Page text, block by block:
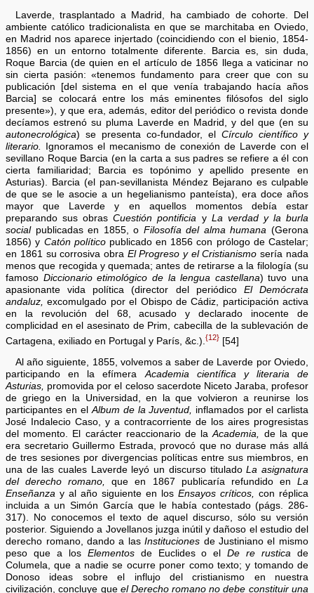
Laverde, trasplantado a Madrid, ha cambiado de cohorte. Del
ambiente católico tradicionalista en que se marchitaba en Oviedo,
en Madrid nos aparece injertado (coincidiendo con el bienio, 1854-
1856) en un entorno totalmente diferente. Barcia es, sin duda,
Roque Barcia (de quien en el artículo de 1856 llega a vaticinar no
sin cierta pasión: «tenemos fundamento para creer que con su
publicación [del sistema en el que venía trabajando hacía años
Barcia] se colocará entre los más eminentes filósofos del siglo
presente»), y que era, además, editor del periódico o revista donde
decíamos estrenó su pluma Laverde en Madrid, y del que (en su
autonecrológica) se presenta co-fundador, el Círculo científico y
literario.
Ignoramos el mecanismo de conexión de Laverde con el
sevillano Roque Barcia (en la carta a sus padres se refiere a él con
cierta familiaridad; Barcia es topónimo y apellido presente en
Asturias). Barcia (el pan-sevillanista Méndez Bejarano es culpable
de que se le asocie a un hegelianismo panteísta), era doce años
mayor que Laverde y en aquellos momentos debía estar
preparando sus obrasCuestión pontificia y La verdad y la burla
socialpublicadas en 1855, o Filosofía del alma humana (Gerona
1856) y Catón políticopublicado en 1856 con prólogo de Castelar;
en 1861 su corrosiva obra El Progreso y el Cristianismo sería nada
menos que recogida y quemada; antes de retirarse a la filología (su
famoso Diccionario etimológico de la lengua castellana) tuvo una
apasionante vida política (director del periódico El Demócrata
andaluz, excomulgado por el Obispo de Cádiz, participación activa
en la revolución del 68, acusado y declarado inocente de
complicidad en el asesinato de Prim, cabecilla de la sublevación de
Cartagena, exiliado en Portugal y París, &c.).{12} [54]
Al año siguiente, 1855, volvemos a saber de Laverde por Oviedo,
participando en la efímera Academia científica y literaria de
Asturias, promovida por el celoso sacerdote Niceto Jaraba, profesor
de griego en la Universidad, en la que volvieron a reunirse los
participantes en el Album de la Juventud,
inflamados por el carlista
José Indalecio Caso, y a contracorriente de los aires progresistas
del momento. El carácter reaccionario de laAcademia,
de la que
era secretario Guillermo Estrada, provocó que no durase más allá
de tres sesiones por divergencias políticas entre sus miembros, en
una de las cuales Laverde leyó un discurso tituladoLa asignatura
del derecho romano,
que en 1867 publicaría refundido en La
Enseñanza y al año siguiente en los Ensayos críticos,
con réplica
incluida a un Simón García que le había contestado (págs. 286-
317). No conocemos el texto de aquel discurso, sólo su versión
posterior. Siguiendo a Jovellanos juzga inútil y dañoso el estudio del
derecho romano, dando a lasInstituciones de Justiniano el mismo
peso que a los Elementosde Euclides o elDe re rustica de
Columela, que a nadie se ocurre poner como texto; y tomando de
Donoso ideas sobre el influjo del cristianismo en nuestra
civilización, concluye que el Derecho romano no debe constituir una